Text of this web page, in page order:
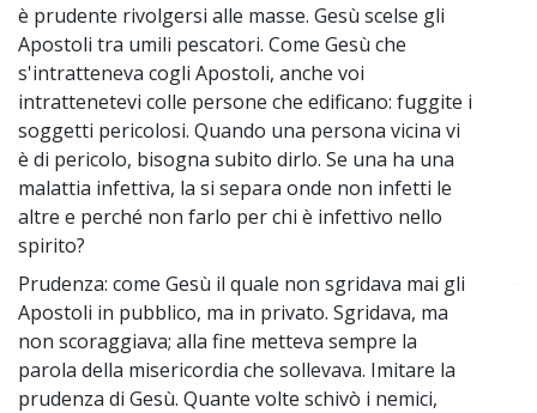
è prudente rivolgersi alle masse. Gesù scelse gli
Apostoli tra umili pescatori. Come Gesù che
s'intratteneva cogli Apostoli, anche voi
intrattenetevi colle persone che edificano: fuggite i
soggetti pericolosi. Quando una persona vicina vi
è di pericolo, bisogna subito dirlo. Se una ha una
malattia infettiva, la si separa onde non infetti le
altre e perché non farlo per chi è infettivo nello
spirito?
Prudenza: come Gesù il quale non sgridava mai gli
Apostoli in pubblico, ma in privato. Sgridava, ma
non scoraggiava; alla fine metteva sempre la
parola della misericordia che sollevava. Imitare la
prudenza di Gesù. Quante volte schivò i nemici,